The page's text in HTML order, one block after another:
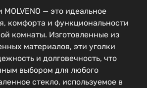
— это идеальное
комфорта и функциональности
комнаты. Изготовленные из
материалов, эти уголки
и долговечность, что
выбором для любого
стекло, используемое в